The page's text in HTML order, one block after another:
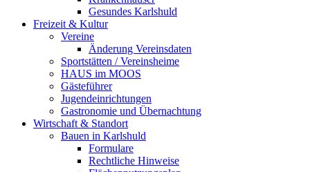
Gesundes Karlshuld
Freizeit & Kultur
Vereine
Änderung Vereinsdaten
Sportstätten / Vereinsheime
HAUS im MOOS
Gästeführer
Jugendeinrichtungen
Gastronomie und Übernachtung
Wirtschaft & Standort
Bauen in Karlshuld
Formulare
Rechtliche Hinweise